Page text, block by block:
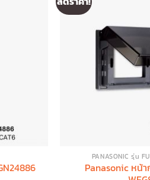
PANASONIC รุ่น
Panasonic หน้